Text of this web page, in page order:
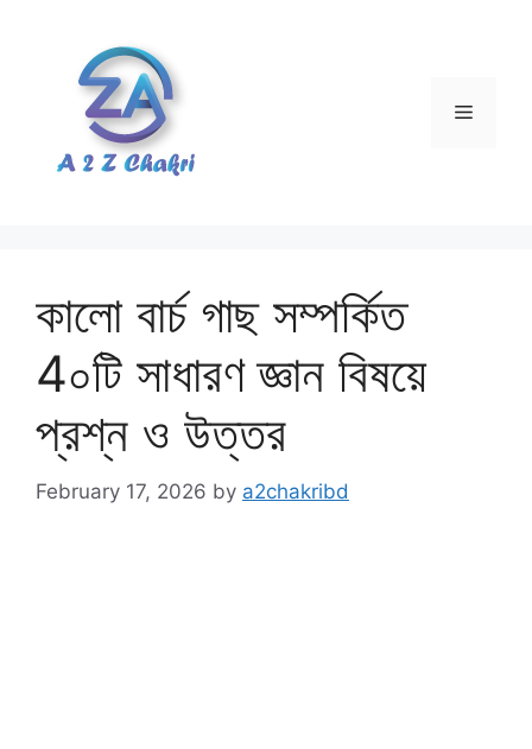
Menu
কালো বার্চ গাছ সম্পর্কিত
4০টি সাধারণ জ্ঞান বিষয়ে
প্রশ্ন ও উত্তর
February 17, 2026 by a2chakribd